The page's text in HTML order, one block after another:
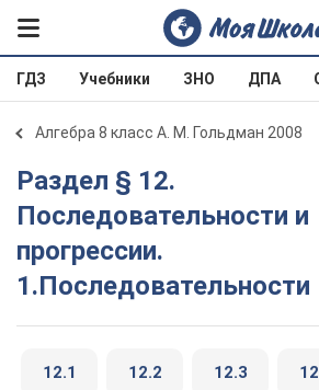
ГДЗ Учебники ЗНО ДПА
Алгебра 8 класс А. М. Гольдман 2008
Раздел § 12.
Последовательности и
прогрессии.
1.Последовательности
12.1 12.2 12.3